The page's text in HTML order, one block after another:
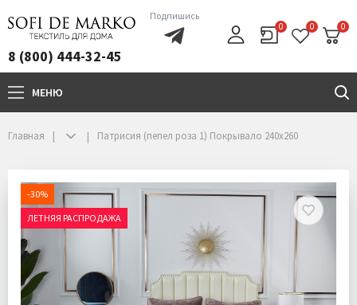
8 (800) 444-32-45
Подпишись
0 0 0
МЕНЮ
+7(800)444-32-45
Главная Патрисия (пепел роза 1) Покрывало 240х260
-30%
ЛЕТНЯЯ РАСПРОДАЖА